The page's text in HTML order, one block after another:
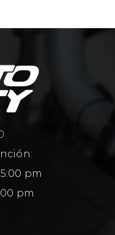
pm
pm